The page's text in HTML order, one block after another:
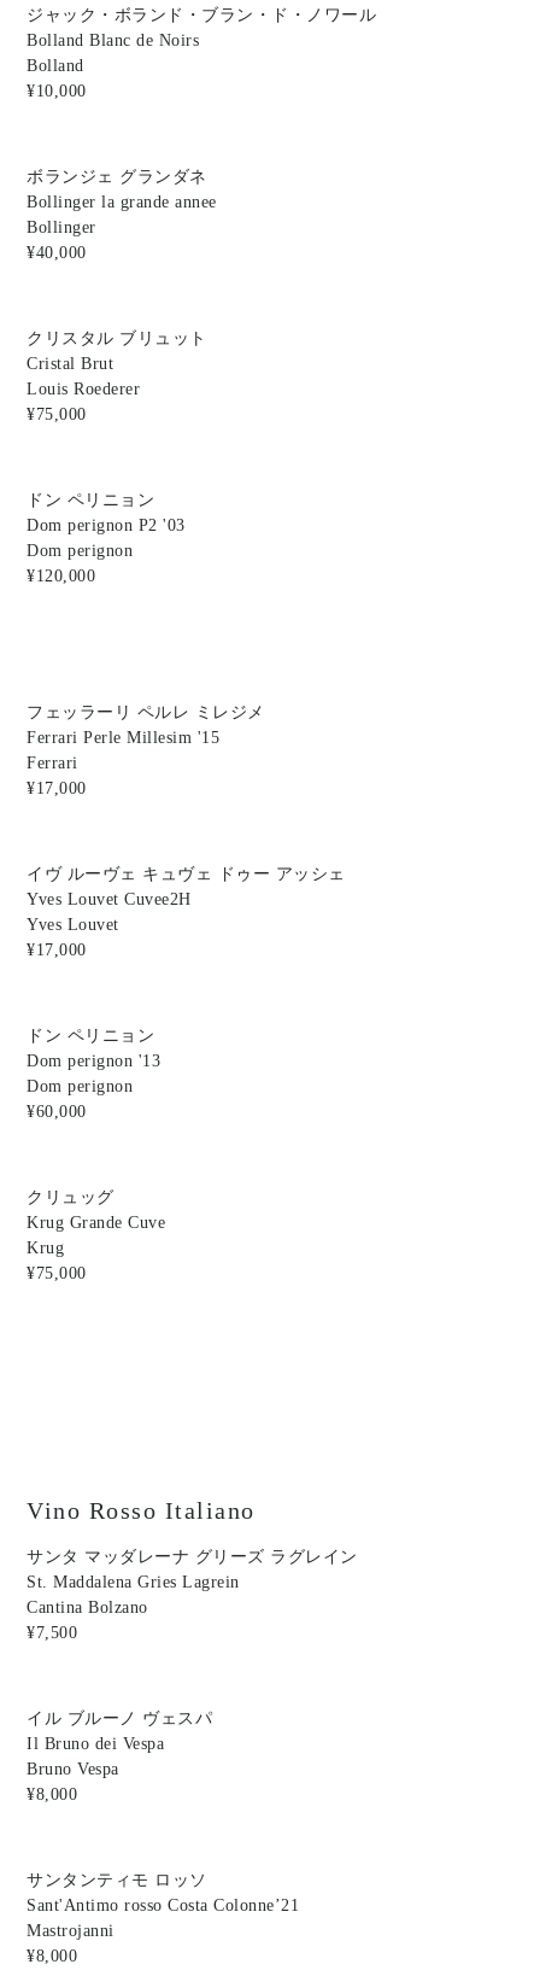
ジャック・ボランド・ブラン・ド・ノワール
Bolland Blanc de Noirs
Bolland
¥10,000
ボランジェ グランダネ
Bollinger la grande annee
Bollinger
¥40,000
クリスタル ブリュット
Cristal Brut
Louis Roederer
¥75,000
ドン ペリニョン
Dom perignon P2 '03
Dom perignon
¥120,000
フェッラーリ ペルレ ミレジメ
Ferrari Perle Millesim '15
Ferrari
¥17,000
イヴ ルーヴェ キュヴェ ドゥー アッシェ
Yves Louvet Cuvee2H
Yves Louvet
¥17,000
ドン ペリニョン
Dom perignon '13
Dom perignon
¥60,000
クリュッグ
Krug Grande Cuve
Krug
¥75,000
Vino Rosso Italiano
サンタ マッダレーナ グリーズ ラグレイン
St. Maddalena Gries Lagrein
Cantina Bolzano
¥7,500
イル ブルーノ ヴェスパ
Il Bruno dei Vespa
Bruno Vespa
¥8,000
サンタンティモ ロッソ
Sant'Antimo rosso Costa Colonne’21
Mastrojanni
¥8,000